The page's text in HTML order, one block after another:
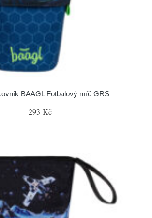
BAAGL Fotbalový míč GRS
293 Kč